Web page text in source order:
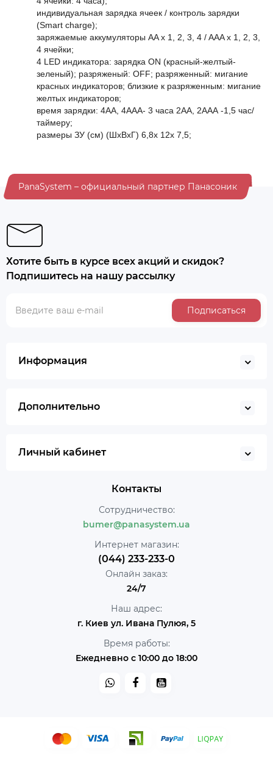
индивидуальная зарядка ячеек / контроль зарядки
(Smart charge);
заряжаемые аккумуляторы AA x 1, 2, 3, 4 / AAA x 1, 2, 3,
4 ячейки;
4 LED индикатора: зарядка ON (красный-желтый-
зеленый); разряженый: OFF; разряженный: мигание
красных индикаторов; близкие к разряженным: мигание
желтых индикаторов;
время зарядки: 4AA, 4AAA- 3 часа 2АА, 2ААА -1,5 час/
таймеру;
размеры ЗУ (см) (ШхВхГ) 6,8x 12x 7,5;
PanaSystem – официальный партнер Панасоник
Хотите быть в курсе всех акций и скидок?
Подпишитесь на нашу рассылку
Подписаться
Информация
Дополнительно
Личный кабинет
Контакты
Сотрудничество:
bumer@panasystem.ua
Интернет магазин:
(044) 233-233-0
Онлайн заказ:
24/7
Наш адрес:
г. Киев ул. Ивана Пулюя, 5
Время работы:
Ежедневно с 10:00 до 18:00